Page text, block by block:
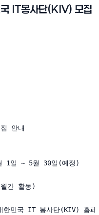
IT봉사단(KIV) 모집
안내
1일 ~ 5월 30일(예정)
간 활동)
한민국 IT 봉사단(KIV) 홈페